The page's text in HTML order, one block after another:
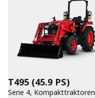
T495 (45.9 PS)
Serie 4, Kompakttraktoren